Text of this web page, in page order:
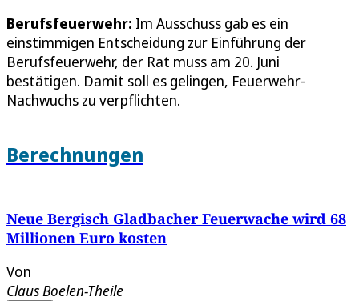
Berufsfeuerwehr: Im Ausschuss gab es ein
einstimmigen Entscheidung zur Einführung der
Berufsfeuerwehr, der Rat muss am 20. Juni
bestätigen. Damit soll es gelingen, Feuerwehr-
Nachwuchs zu verpflichten.
Berechnungen
Neue Bergisch Gladbacher Feuerwache wird 68
Millionen Euro kosten
Von
Claus Boelen-Theile